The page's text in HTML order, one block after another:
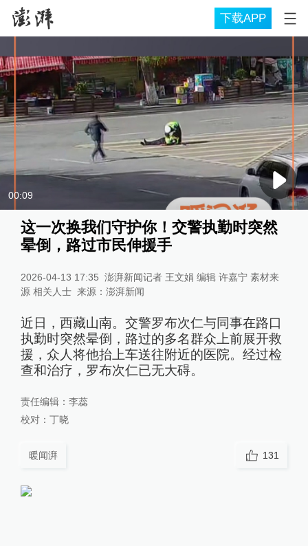
下载APP
00:09
这一次换我们守护你！交警执勤时突然
晕倒，路过市民伸援手
2026-04-13 17:35 澎湃新闻记者 王文娟 编辑 许嘉宁 素材来
源 相关人士 来源： 澎湃新闻
近日，西藏山南。交警罗布次仁与同事在路口
执勤时突然晕倒，路过的多名群众上前展开救
援，众人将他抬上车送往附近的医院。经过检
查和治疗，罗布次仁已无大碍。
责任编辑： 李蕊
校对： 丁晓
暖闻湃 131